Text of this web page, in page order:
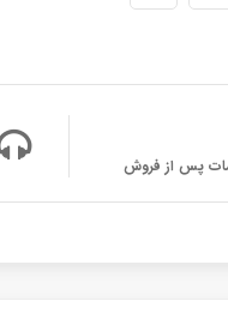
پس از فروش